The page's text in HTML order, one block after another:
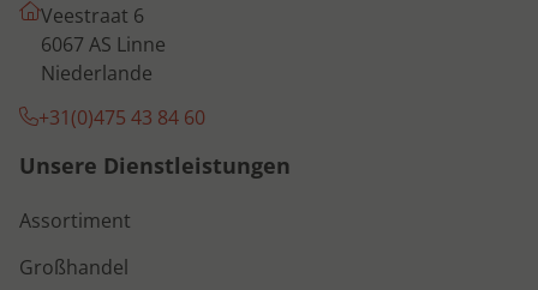
Veestraat 6
6067 AS Linne
Niederlande
+31(0)475 43 84 60
Unsere Dienstleistungen
Assortiment
Großhandel